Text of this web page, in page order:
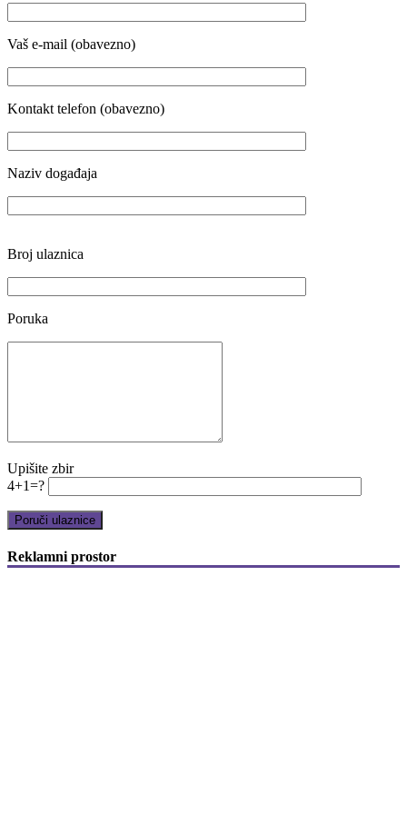
Vaš e-mail (obavezno)
Kontakt telefon (obavezno)
Naziv događaja
Broj ulaznica
Poruka
Upišite zbir
4+1=?
Reklamni prostor